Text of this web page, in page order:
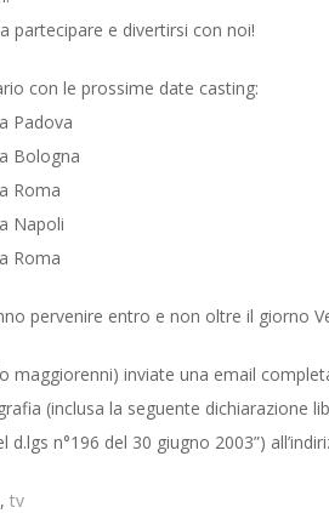
partecipare e divertirsi con noi!
con le prossime date casting:
Padova
Bologna
Roma
Napoli
Roma
pervenire entro e non oltre il giorno
maggiorenni) inviate una email
(inclusa la seguente dichiarazione
d.lgs n°196 del 30 giugno 2003”)
, tv